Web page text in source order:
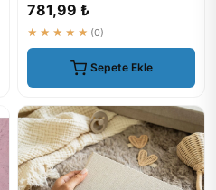
781,99 ₺
★★★★★ (0)
Sepete Ekle